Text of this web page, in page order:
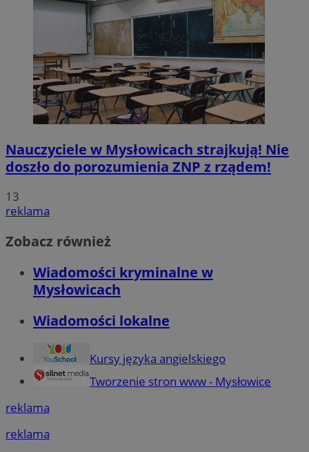
Nauczyciele w Mysłowicach strajkują! Nie
doszło do porozumienia ZNP z rządem!
13
reklama
Zobacz również
Wiadomości kryminalne w
Mysłowicach
Wiadomości lokalne
Kursy języka angielskiego
Tworzenie stron www - Mysłowice
reklama
reklama